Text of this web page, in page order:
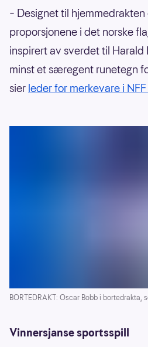
– Designet til
proporsjonene i det norske
inspirert av sverdet til Harald
minst et særegent runetegn
sier leder for merkevare i
BORTEDRAKT: Oscar Bobb i bortedrakta,
Vinnersjanse sportsspill